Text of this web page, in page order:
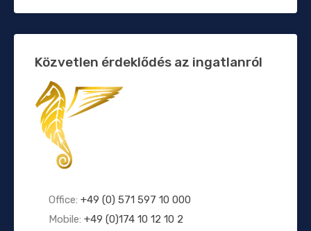
Közvetlen érdeklődés az ingatlanról
Office: +49 (0) 571 597 10 000
Mobile: +49 (0)174 10 12 10 2